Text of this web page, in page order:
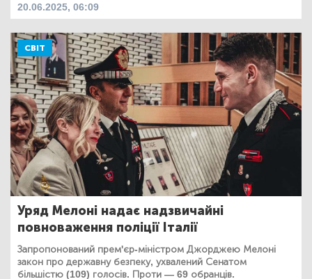
20.06.2025, 06:09
СВІТ
Уряд Мелоні надає надзвичайні
повноваження поліції Італії
Запропонований прем'єр-міністром Джорджею Мелоні
закон про державну безпеку, ухвалений Сенатом
більшістю (109) голосів. Проти — 69 обранців.